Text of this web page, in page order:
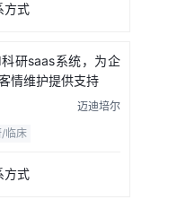
方式
研saas系统，为企
情维护提供支持
迈迪培尔
临床
方式